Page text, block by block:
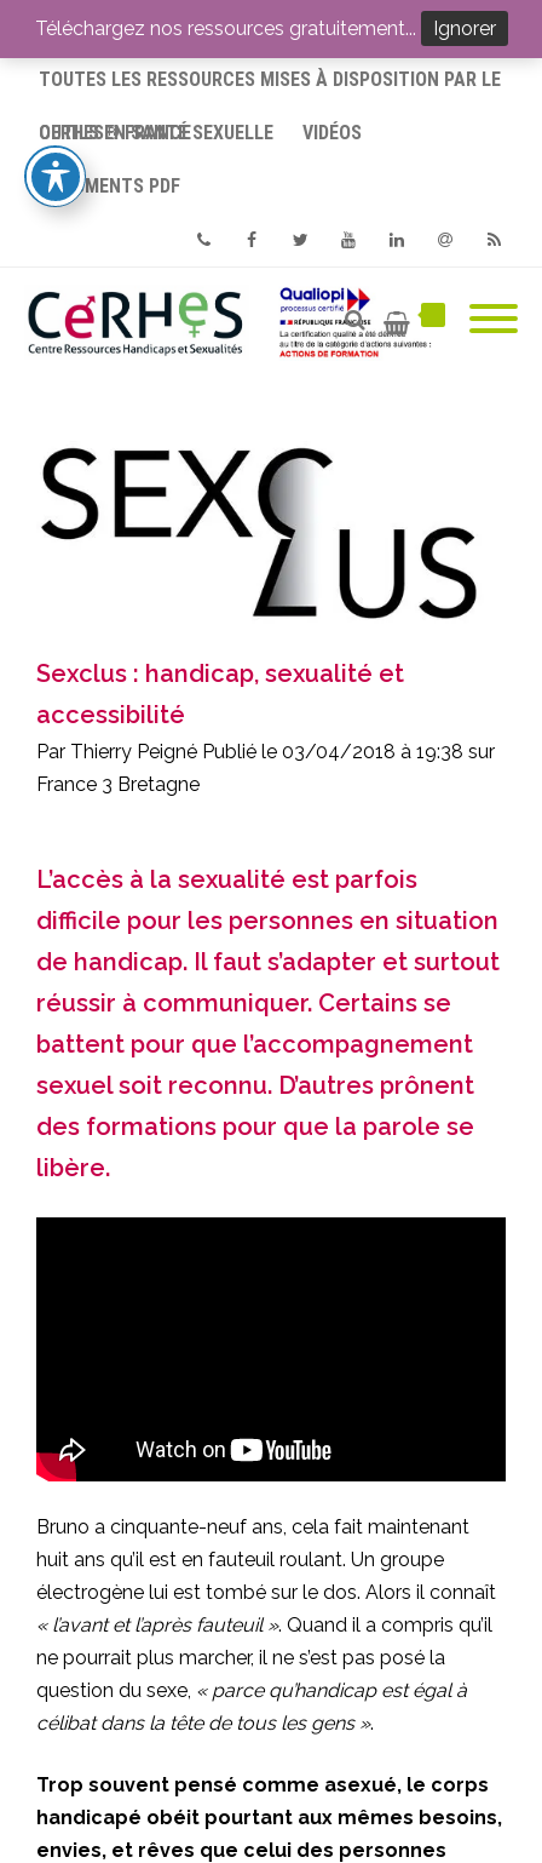
ACCUEIL
TOUTES LES RESSOURCES MISES À DISPOSITION PAR LE
CERHES® FRANCE
OUTILS EN SANTÉ SEXUELLE VIDÉOS
DOCUMENTS PDF
PhoneFacebookTwitterYoutube
Sexclus : handicap, sexualité et
accessibilité
Par Thierry Peigné Publié le 03/04/2018 à 19:38 sur
France 3 Bretagne
L’accès à la sexualité est parfois
difficile pour les personnes en situation
de handicap. Il faut s’adapter et surtout
réussir à communiquer. Certains se
battent pour que l’accompagnement
sexuel soit reconnu. D’autres prônent
des formations pour que la parole se
libère.
Bruno a cinquante-neuf ans, cela fait maintenant
huit ans qu’il est en fauteuil roulant. Un groupe
électrogène lui est tombé sur le dos. Alors il connaît
« l’avant et l’après fauteuil ». Quand il a compris qu’il
ne pourrait plus marcher, il ne s’est pas posé la
question du sexe, « parce qu’handicap est égal à
célibat dans la tête de tous les gens ».
Trop souvent pensé comme asexué, le corps
handicapé obéit pourtant aux mêmes besoins,
envies, et rêves que celui des personnes
Téléchargez nos ressources gratuitement... Ignorer